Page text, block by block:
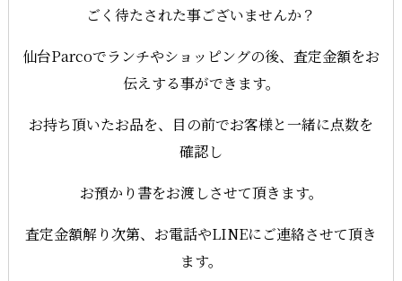
ごく待たされた事ございませんか？
仙台Parcoでランチやショッピングの後、査定金額をお
伝えする事ができます。
お持ち頂いたお品を、目の前でお客様と一緒に点数を
確認し
お預かり書をお渡しさせて頂きます。
査定金額解り次第、お電話やLINEにご連絡させて頂き
ます。